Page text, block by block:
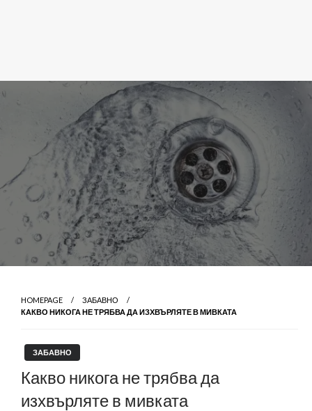
HOMEPAGE
ЗАБАВНО
КАКВО НИКОГА НЕ ТРЯБВА ДА ИЗХВЪРЛЯТЕ В МИВКАТА
ЗАБАВНО
Какво никога не трябва да
изхвърляте в мивката